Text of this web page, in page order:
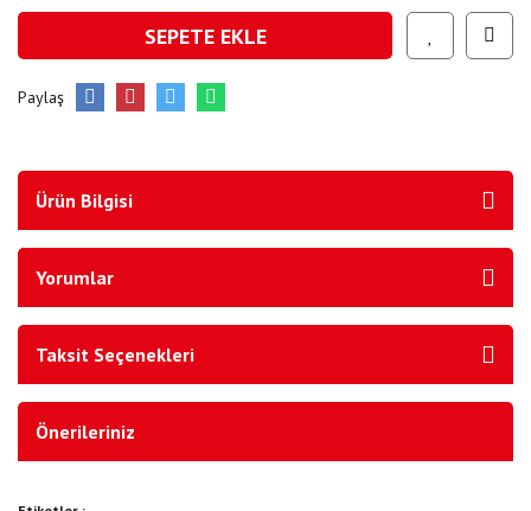
SEPETE EKLE
Paylaş
Ürün Bilgisi
Yorumlar
Taksit Seçenekleri
Önerileriniz